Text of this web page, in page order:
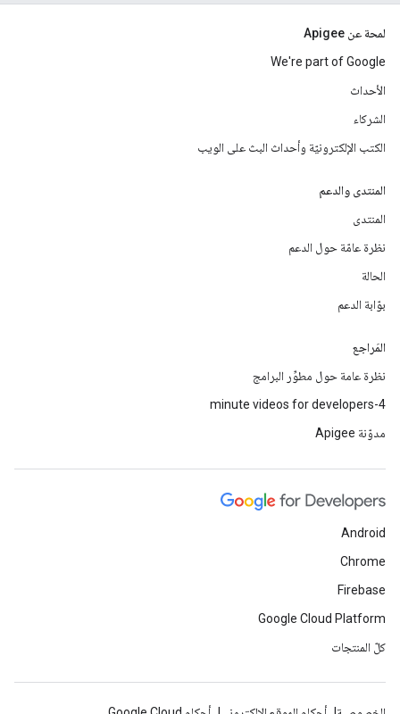
لمحة عن Apigee
We're part of Google
الأحداث
الشركاء
الكتب الإلكترونيّة وأحداث البث على الويب
المنتدى والدعم
المنتدى
نظرة عامّة حول الدعم
الحالة
بوّابة الدعم
المَراجع
نظرة عامة حول مطوِّر البرامج
4-minute videos for developers
مدوّنة Apigee
Android
Chrome
Firebase
Google Cloud Platform
كلّ المنتجات